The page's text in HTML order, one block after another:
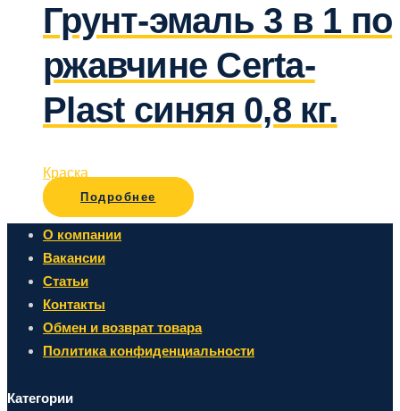
Грунт-эмаль 3 в 1 по
ржавчине Certa-
Plast синяя 0,8 кг.
Краска
Подробнее
О компании
Вакансии
Статьи
Контакты
Обмен и возврат товара
Политика конфиденциальности
Категории